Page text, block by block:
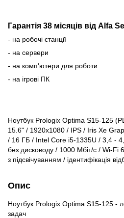
Гарантія 38 місяців від Alfa
- на робочі станції
- на сервери
- на комп'ютери для роботи
- на ігрові ПК
Ноутбук Prologix Optima S15-125
15.6" / 1920x1080 / IPS / Iris Xe
/ 16 ГБ / Intel Core i5-1335U / 3,4 -
без дисководу / 1000 Мбіт/с / Wi-
з підсвічуванням / ідентифікація
Опис
Ноутбук Prologix Optima S15-125 -
задач